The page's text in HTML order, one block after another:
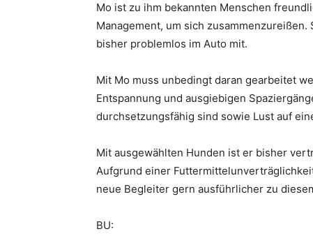
Mo ist zu ihm bekannten Menschen
Management, um sich
bisher problemlos im Auto mit.
Mit Mo muss unbedingt daran gearbeitet
Entspannung und ausgiebigen
durchsetzungsfähig sind sowie Lust auf
Mit ausgewählten Hunden ist er bisher
Aufgrund einer
neue Begleiter gern ausführlicher zu
BU: